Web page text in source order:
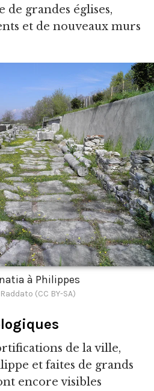
grandes églises,
et de nouveaux murs
à Philippes
(CC BY-SA)
de la ville,
et faites de grands
encore visibles